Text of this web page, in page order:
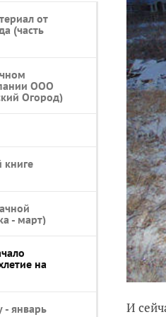
от
(часть
ООО
Огород)
книге
- март)
на
- январь
И